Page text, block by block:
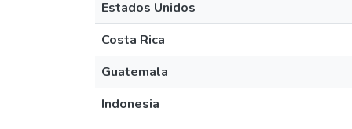
Estados Unidos
Costa Rica
Guatemala
Indonesia